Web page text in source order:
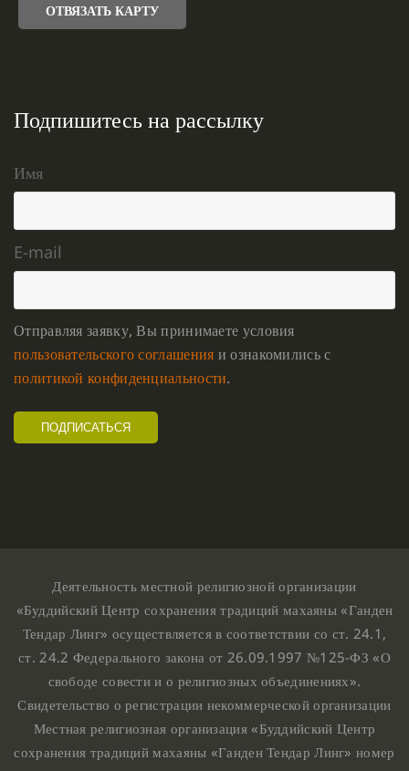
ОТВЯЗАТЬ КАРТУ
Подпишитесь на рассылку
Имя
E-mail
Отправляя заявку, Вы принимаете условия
пользовательского соглашения и ознакомились с
политикой конфиденциальности.
Деятельность местной религиозной организации
«Буддийский Центр сохранения традиций махаяны «Ганден
Тендар Линг» осуществляется в соответствии со ст. 24.1,
ст. 24.2 Федерального закона от 26.09.1997 №125-ФЗ «О
свободе совести и о религиозных объединениях».
Свидетельство о регистрации некоммерческой организации
Местная религиозная организация «Буддийский Центр
сохранения традиций махаяны «Ганден Тендар Линг» номер